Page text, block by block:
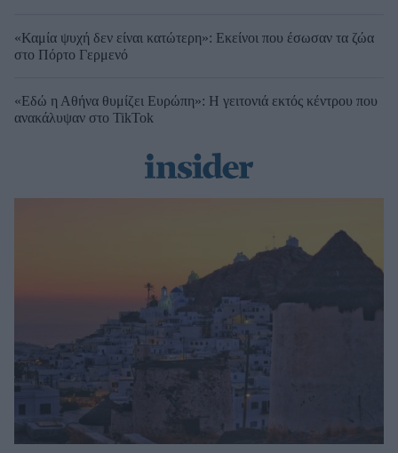
«Καμία ψυχή δεν είναι κατώτερη»: Εκείνοι που έσωσαν τα ζώα
στο Πόρτο Γερμενό
«Εδώ η Αθήνα θυμίζει Ευρώπη»: H γειτονιά εκτός κέντρου που
ανακάλυψαν στο TikTok